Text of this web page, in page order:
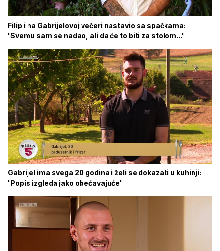
Filip i na Gabrijelovoj večeri nastavio sa spačkama:
'Svemu sam se nadao, ali da će to biti za stolom...'
Gabrijel ima svega 20 godina i želi se dokazati u kuhinji:
'Popis izgleda jako obećavajuće'